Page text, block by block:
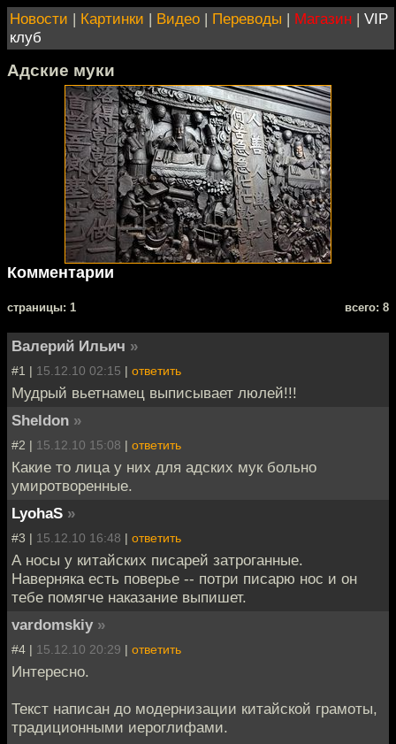
Новости | Картинки | Видео | Переводы | Магазин | VIP
клуб
Адские муки
Комментарии
cтраницы: 1 всего: 8
Валерий Ильич »
#1 | 15.12.10 02:15 | ответить
Мудрый вьетнамец выписывает люлей!!!
Sheldon »
#2 | 15.12.10 15:08 | ответить
Какие то лица у них для адских мук больно
умиротворенные.
LyohaS »
#3 | 15.12.10 16:48 | ответить
А носы у китайских писарей затроганные.
Наверняка есть поверье -- потри писарю нос и он
тебе помягче наказание выпишет.
vardomskiy »
#4 | 15.12.10 20:29 | ответить
Интересно.
Текст написан до модернизации китайской грамоты,
традиционными иероглифами.